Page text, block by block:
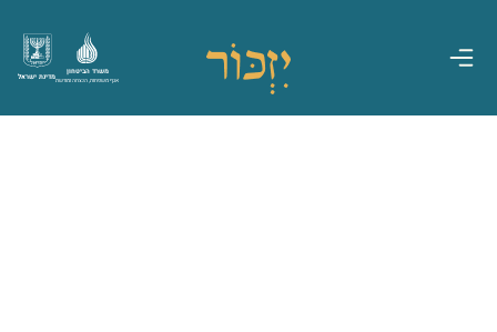
מדינת ישראל
משרד הביטחון
אגף משפחות, הנצחה ומורשת